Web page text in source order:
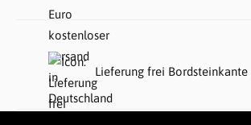
Lieferung frei Bordsteinkante